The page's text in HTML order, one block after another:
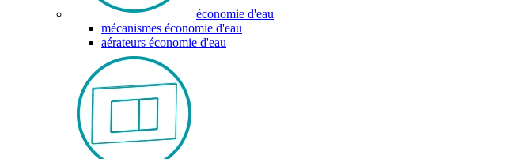
économie d'eau
mécanismes économie d'eau
aérateurs économie d'eau